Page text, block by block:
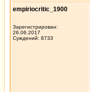
empiriocritic_1900
Зарегистрирован:
26.06.2017
Суждений: 8733